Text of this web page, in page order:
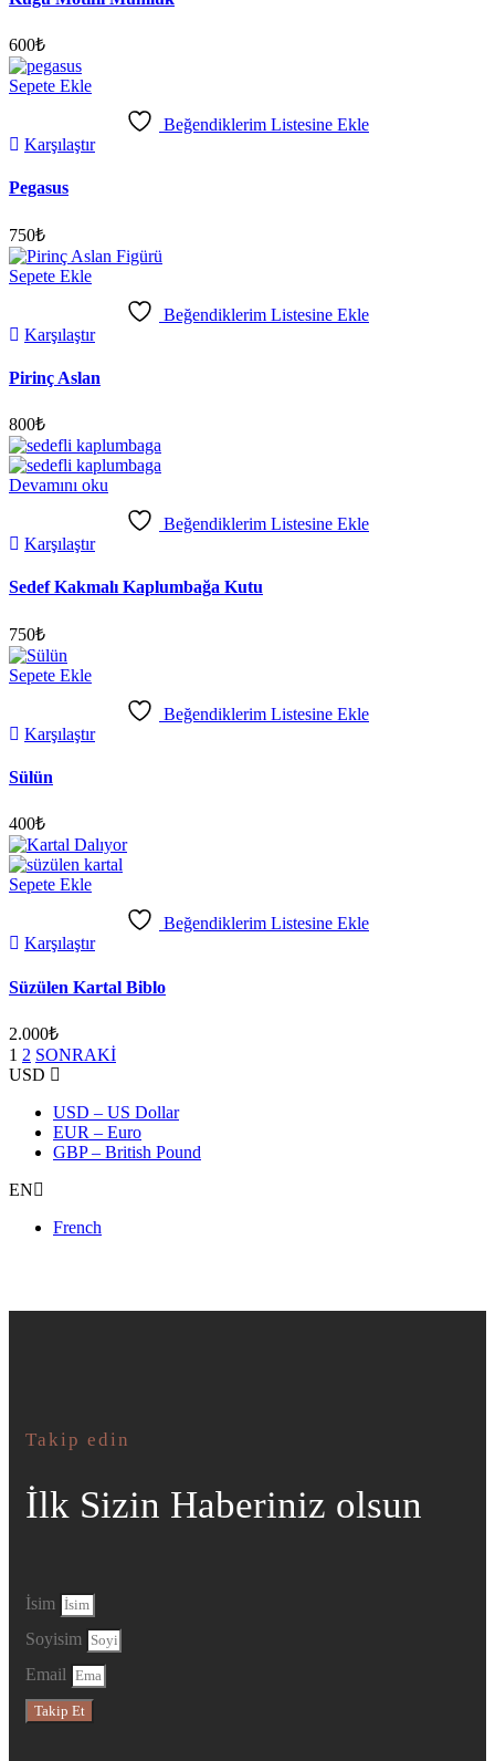
600₺
Sepete Ekle
Beğendiklerim Listesine Ekle
Karşılaştır
Pegasus
750₺
Sepete Ekle
Beğendiklerim Listesine Ekle
Karşılaştır
Pirinç Aslan
800₺
Devamını oku
Beğendiklerim Listesine Ekle
Karşılaştır
Sedef Kakmalı Kaplumbağa Kutu
750₺
Sepete Ekle
Beğendiklerim Listesine Ekle
Karşılaştır
Sülün
400₺
Sepete Ekle
Beğendiklerim Listesine Ekle
Karşılaştır
Süzülen Kartal Biblo
2.000₺
1 2 SONRAKİ
USD
USD – US Dollar
EUR – Euro
GBP – British Pound
EN
French
Takip edin
İlk Sizin Haberiniz olsun
İsim
Soyisim
Email
Takip Et